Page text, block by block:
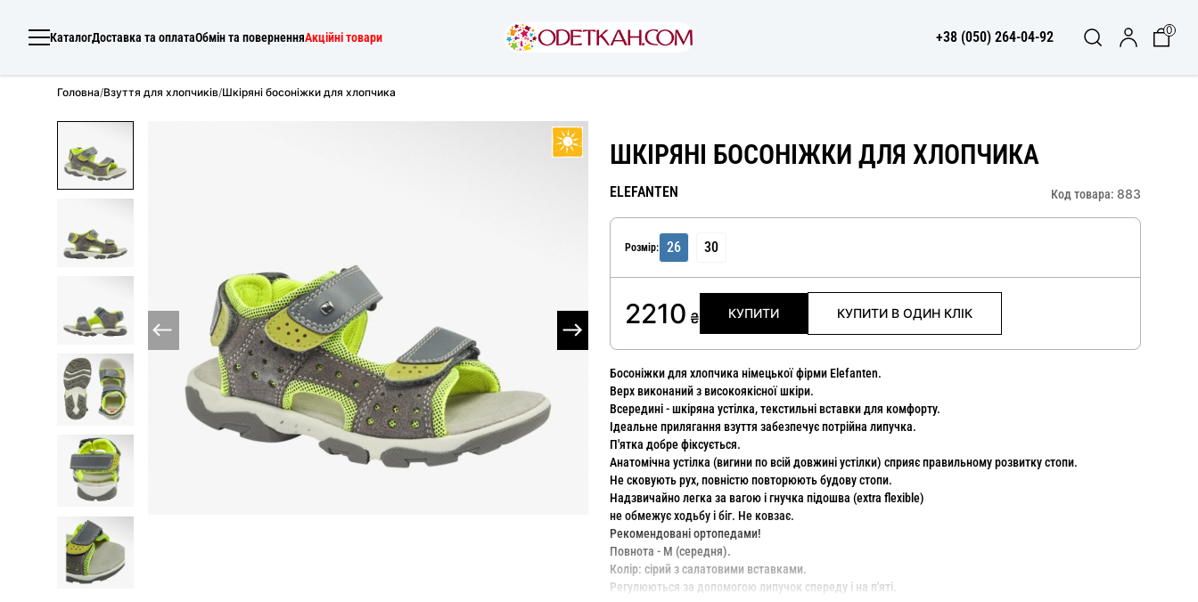
КаталогДоставка та оплатаОбмін та поверненняАкційні товари +38 (050) 264-04-92 0
Головна/Взуття для хлопчиків/Шкіряні босоніжки для хлопчика
ШКІРЯНІ БОСОНІЖКИ ДЛЯ ХЛОПЧИКА
ELEFANTEN Код товара: 883
Розмір: 26 30
2210 ₴ КУПИТИ КУПИТИ В ОДИН КЛІК
Босоніжки для хлопчика німецької фірми Elefanten.
Верх виконаний з високоякісної шкіри.
Всередині - шкіряна устілка, текстильні вставки для комфорту.
Ідеальне прилягання взуття забезпечує потрійна липучка.
П'ятка добре фіксується.
Анатомічна устілка (вигини по всій довжині устілки) сприяє правильному розвитку стопи.
Не сковують рух, повністю повторюють будову стопи.
Надзвичайно легка за вагою і гнучка підошва (extra flexible)
не обмежує ходьбу і біг. Не ковзає.
Рекомендовані ортопедами!
Повнота - М (середня).
Колір: сірий з салатовими вставками.
Регулюються за допомогою липучок спереду і на п'яті.